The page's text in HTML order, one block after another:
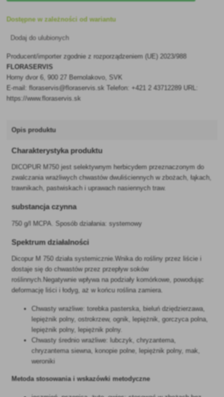
Dostępne w zależności od wariantu
Dodaj do ulubionych
Producent/importer zgodnie z rozporządzeniem (UE) 2023/988
FLORASERVIS
Horny dvor 6, 900 27 Bernolakovo, SVK
E-mail: floraservis@floraservis.sk Telefon: +421 2 43712289 URL:
https://www.floraservis.sk
Opis produktu
Charakterystyka produktu
DICOPUR M750 jest selektywnym herbicydem przeznaczonym do
zwalczania wrażliwych chwastów dwuliściennych w zbożach, łąkach,
trawnikach, pastwiskach i uprawach nasiennych traw.
substancja czynna
750 g/l MCPA. Sposób działania: systemowy
Spektrum działalności
Dicopur M 750 działa systemicznie.Wnika do rośliny przez liście i
dostaje się do chwastów przez przepływ soków
roślinnych.Negatywnie wpływa na podziały komórkowe, powodując
deformację liści i łodyg, aż w końcu roślina zamiera.
Chwasty wrażliwe: torebka pasterska, bieluń dziędzierzawa,
lepiężnik polny, ostrokrzew, ognik, lepiężnik, gorczyca polna,
lepiężnik polny, lepiężnik polny.
Chwasty średnio wrażliwe: lubczyk, chryzantema,
chryzantema siewna, konopie polne, lepiężnik polny, mak,
weroniki
Metoda stosowania i wskazówki metodyczne